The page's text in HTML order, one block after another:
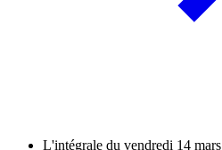
L'intégrale du vendredi 14 mars